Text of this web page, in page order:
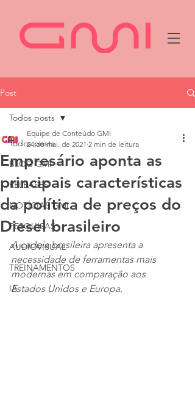
Post
Todos posts
BLOG GMI
RELEASES
NOTÍCIAS GMI
PESQUISAS
AUDIOVISUAL
TREINAMENTOS
IA
Todos posts
Empresário aponta as
principais características
da política de preços do
Diesel brasileiro
Equipe de Conteúdo GMI
24 de mai. de 2021 2 min de leitura
A cadeia brasileira apresenta a
necessidade de ferramentas mais
modernas em comparação aos
Estados Unidos e Europa.